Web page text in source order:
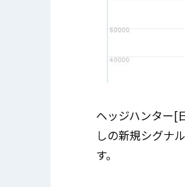
ヘッジハンター[
しの新規シグナ
す。